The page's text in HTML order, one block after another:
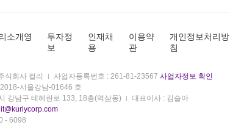
소개영
투자정
보
인재채
용
이용약
관
개인정보처리방
침
식회사 컬리 사업자등록번호 : 261-81-23567 사업자정보 확인
서울강남-01646 호
강남구 테헤란로 133, 18층(역삼동)
대표이사 : 김슬아
- 6098